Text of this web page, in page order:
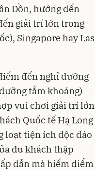
Đồn, hướng đến
giải trí lớn trong
Singapore hay Las
đến nghỉ dưỡng
tắm khoáng)
vui chơi giải trí lớn
Quốc tế Hạ Long
loạt tiện ích độc đáo
du khách thập
dẫn mà hiếm điểm